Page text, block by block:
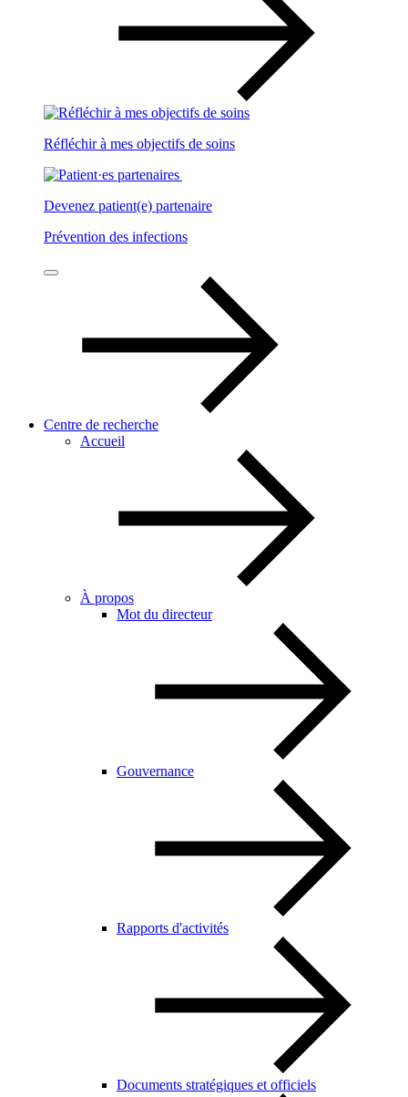
Réfléchir à mes objectifs de soins
Devenez patient(e) partenaire
Prévention des infections
Centre de recherche
Accueil
À propos
Mot du directeur
Gouvernance
Rapports d'activités
Documents stratégiques et officiels